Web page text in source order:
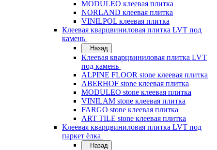
MODULEO клеевая плитка
NORLAND клеевая плитка
VINILPOL клеевая плитка
Клеевая кварцвиниловая плитка LVT под
камень
Назад
Клеевая кварцвиниловая плитка LVT
под камень
ALPINE FLOOR stone клеевая плитка
ABERHOF stone клеевая плитка
MODULEO stone клеевая плитка
VINILAM stone клеевая плитка
FARGO stone клеевая плитка
ART TILE stone клеевая плитка
Клеевая кварцвиниловая плитка LVT под
паркет ёлка
Назад